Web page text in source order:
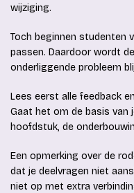
wijziging.
Toch beginnen studenten
passen. Daardoor wordt
onderliggende probleem
Lees eerst alle feedback
Gaat het om de basis van
hoofdstuk, de
Een opmerking over de
dat je deelvragen niet
niet op met extra